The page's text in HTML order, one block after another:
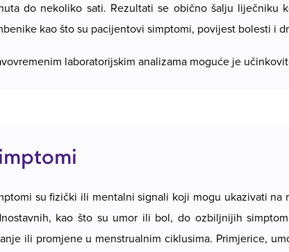
do nekoliko sati. Rezultati se obično šalju liječniku
kao što su pacijentovi simptomi, povijest bolesti i
laboratorijskim analizama moguće je
su fizički ili mentalni signali koji mogu ukazivati
kao što su umor ili bol, do ozbiljnijih
ili promjene u menstrualnim ciklusima. Primjerice,